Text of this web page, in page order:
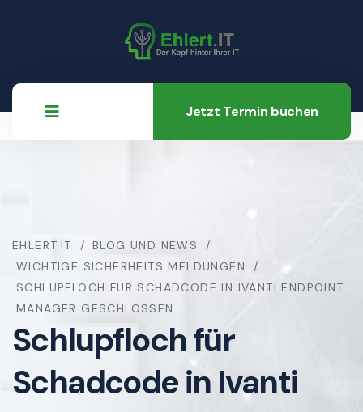
Jetzt Termin buchen
EHLERT.IT
BLOG UND NEWS
WICHTIGE SICHERHEITS MELDUNGEN
SCHLUPFLOCH FÜR SCHADCODE IN IVANTI ENDPOINT
MANAGER GESCHLOSSEN
Schlupfloch für
Schadcode in Ivanti